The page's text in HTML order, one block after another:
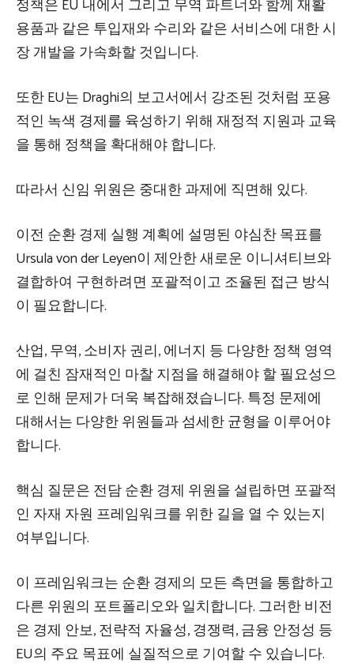
정책은 EU 내에서 그리고 무역 파트너와 함께 재활
용품과 같은 투입재와 수리와 같은 서비스에 대한 시
장 개발을 가속화할 것입니다.
또한 EU는 Draghi의 보고서에서 강조된 것처럼 포용
적인 녹색 경제를 육성하기 위해 재정적 지원과 교육
을 통해 정책을 확대해야 합니다.
따라서 신임 위원은 중대한 과제에 직면해 있다.
이전 순환 경제 실행 계획에 설명된 야심찬 목표를
Ursula von der Leyen이 제안한 새로운 이니셔티브와
결합하여 구현하려면 포괄적이고 조율된 접근 방식
이 필요합니다.
산업, 무역, 소비자 권리, 에너지 등 다양한 정책 영역
에 걸친 잠재적인 마찰 지점을 해결해야 할 필요성으
로 인해 문제가 더욱 복잡해졌습니다. 특정 문제에
대해서는 다양한 위원들과 섬세한 균형을 이루어야
합니다.
핵심 질문은 전담 순환 경제 위원을 설립하면 포괄적
인 자재 자원 프레임워크를 위한 길을 열 수 있는지
여부입니다.
이 프레임워크는 순환 경제의 모든 측면을 통합하고
다른 위원의 포트폴리오와 일치합니다. 그러한 비전
은 경제 안보, 전략적 자율성, 경쟁력, 금융 안정성 등
EU의 주요 목표에 실질적으로 기여할 수 있습니다.